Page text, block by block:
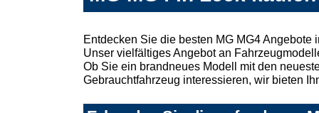
Entdecken Sie die besten MG MG4
Unser vielfältiges Angebot an
Ob Sie ein brandneues Modell mit den
Gebrauchtfahrzeug interessieren, wir bieten